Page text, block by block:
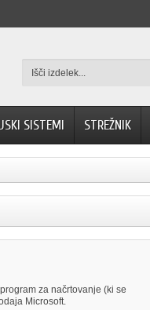
SISTEMI STREŽNIK
za načrtovanje (ki se
Microsoft.